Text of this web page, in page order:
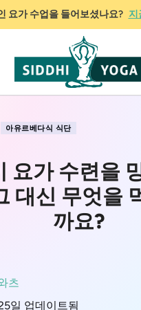
요가 수업을 들어보셨나요? 지
아유르베다식 식단
요가 수련을
대신 무엇을
까요?
츠
일 업데이트됨